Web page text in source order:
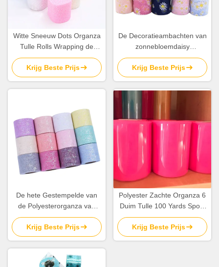
Witte Sneeuw Dots Organza
Tulle Rolls Wrapping de
Yards van Mesh Fabric
15cm X 5
Krijg Beste Prijs
De Decoratieambachten van
zonnebloemdaisy
embroidered organza tulle
rolls 20d
Krijg Beste Prijs
De hete Gestempelde van
de Polyesterorganza van
Dots Tutu Tulle Roll 100%
Stof 10gsm
Krijg Beste Prijs
Polyester Zachte Organza 6
Duim Tulle 100 Yards Spoel
voor de Decoratie van het
Tutuhuwelijk
Krijg Beste Prijs